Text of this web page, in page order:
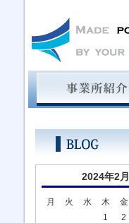
2024年2月
月 火 水 木 金
1 2